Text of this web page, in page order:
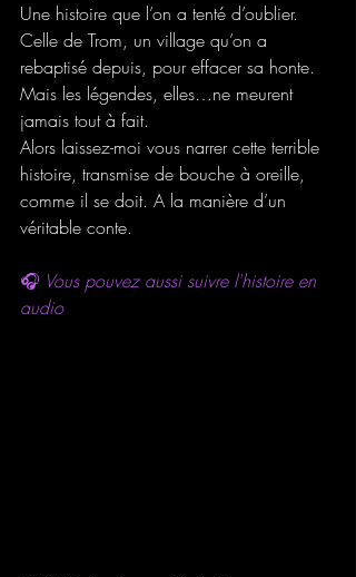
Une histoire que l’on a tenté d’oublier.
Celle de Trom, un village qu’on a
rebaptisé depuis, pour effacer sa honte.
Mais les légendes, elles…ne meurent
jamais tout à fait.
Alors laissez-moi vous narrer cette terrible
histoire, transmise de bouche à oreille,
comme il se doit. A la manière d’un
véritable conte.
🎧 Vous pouvez aussi suivre l'histoire en
audio